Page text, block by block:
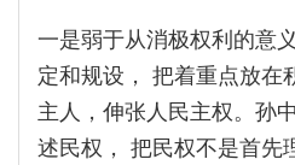
一是弱于从消极权利的意
定和规设， 把着重点放在
主人，伸张人民主权。孙
述民权， 把民权不是首先